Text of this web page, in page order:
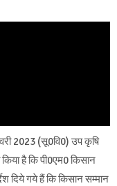
2023 (सू0वि0) उप कृषि
है कि पी0एम0 किसान
दिये गये हैं कि किसान सम्मान